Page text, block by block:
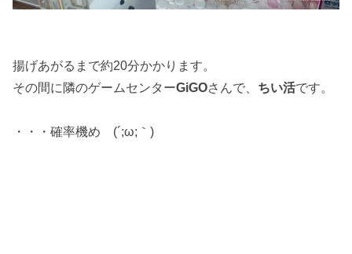
揚げあがるまで約20分かかります。
その間に隣のゲームセンターGiGOさんで、 ちい活です。
・・・確率機め (´;ω;｀)